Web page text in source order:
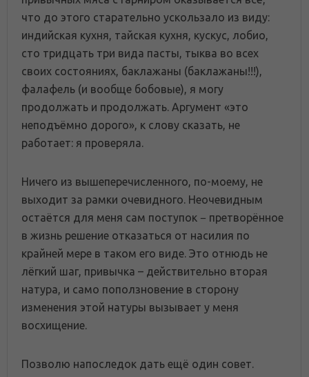
что до этого старательно ускользало из виду:
индийская кухня, тайская кухня, кускус, лобио,
сто тридцать три вида пасты, тыква во всех
своих состояниях, баклажаны (баклажаны!!!),
фалафель (и вообще бобовые), я могу
продолжать и продолжать. Аргумент «это
неподъёмно дорого», к слову сказать, не
работает: я проверяла.
Ничего из вышеперечисленного, по-моему, не
выходит за рамки очевидного. Неочевидным
остаётся для меня сам поступок − претворённое
в жизнь решение отказаться от насилия по
крайней мере в таком его виде. Это отнюдь не
лёгкий шаг, привычка – действительно вторая
натура, и само поползновение в сторону
изменения этой натуры вызывает у меня
восхищение.
Позволю напоследок дать ещё один совет.